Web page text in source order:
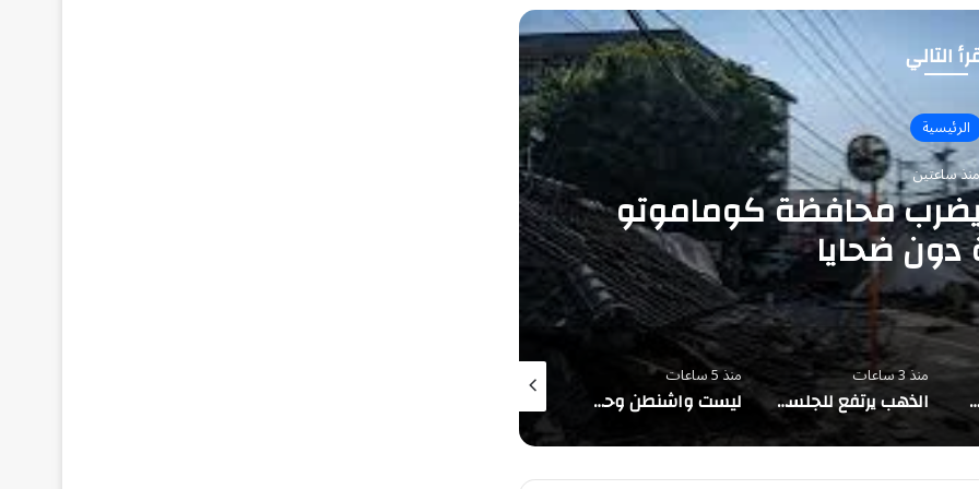
التالي
الرئيسية
منذ ساعتين
5.1 درجات يضرب محافظة كوماموتو
دون ضحايا
إيران تتصدر بـ11 ساعة.. رصد 31 ساعة من الحالات الغبارية في الإقليم خلال 5 أغسطس
منذ 3 ساعات
الذهب يرتفع للجلسة الرابعة توالياً ويسجل أعلى مستوى في سبعة أسابيع
منذ 5 ساعات
ليست واشنطن وحدها.. أدميرال أمريكي يكشف لماذا تتجه الأنظار إلى السعودية لإنهاء أزمة البحر الأحمر؟
منذ 9 ساعات